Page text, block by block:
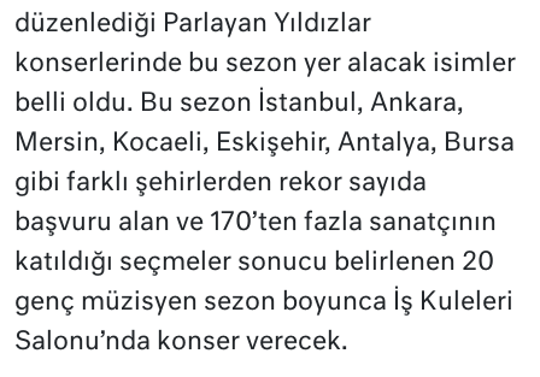
düzenlediği Parlayan Yıldızlar
konserlerinde bu sezon yer alacak isimler
belli oldu. Bu sezon İstanbul, Ankara,
Mersin, Kocaeli, Eskişehir, Antalya, Bursa
gibi farklı şehirlerden rekor sayıda
başvuru alan ve 170’ten fazla sanatçının
katıldığı seçmeler sonucu belirlenen 20
genç müzisyen sezon boyunca İş Kuleleri
Salonu’nda konser verecek.